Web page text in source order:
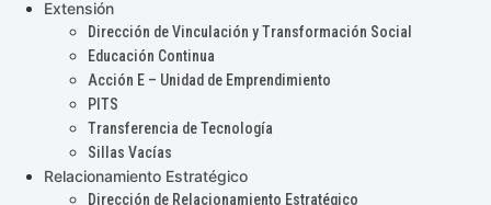
Extensión
Dirección de Vinculación y Transformación Social
Educación Continua
Acción E – Unidad de Emprendimiento
PITS
Transferencia de Tecnología
Sillas Vacías
Relacionamiento Estratégico
Dirección de Relacionamiento Estratégico